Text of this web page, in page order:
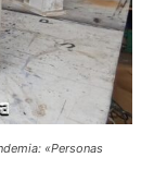
«Personas